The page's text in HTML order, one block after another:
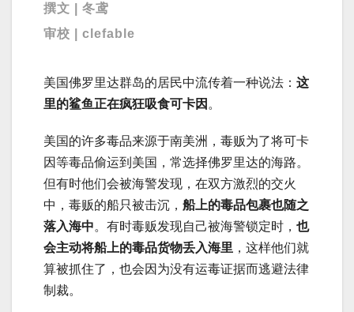
撰文 | 冬鸢
审校 | clefable
美国佛罗里达群岛的居民中流传着一种说法： 这
里的鲨鱼正在疯狂吸食可卡因 。
美国的许多毒品来源于南美洲，毒贩为了将可卡
因等毒品偷运到美国，常选择佛罗里达的海路。
但有时他们会被海警发现，在双方激烈的交火
中，毒贩的船只被击沉， 船上的毒品包裹也随之
落入海中。有时毒贩发现自己被海警锁定时， 也
会主动将船上的毒品货物丢入海里 ，这样他们就
算被抓住了，也会因为没有运毒证据而逃避法律
制裁。